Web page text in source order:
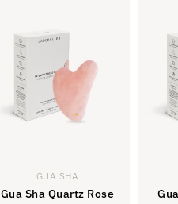
GUA SHA
Gua Sha Quartz Rose